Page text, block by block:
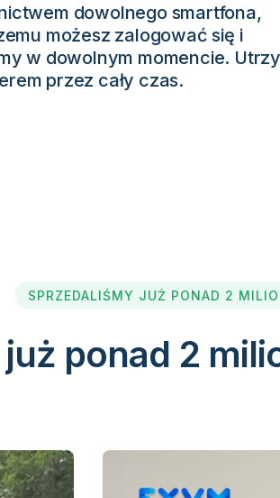
dowolnego smartfona,
możesz zalogować się i
w dowolnym momencie.
przez cały czas.
SPRZEDALIŚMY JUŻ PONAD 2
ponad 2